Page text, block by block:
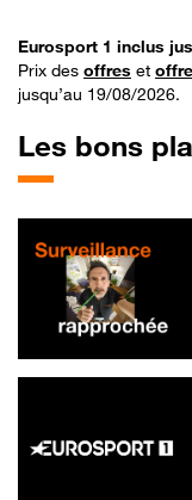
Eurosport 1 inclus
Prix des offres et
jusqu’au 19/08/2026.
Les bons